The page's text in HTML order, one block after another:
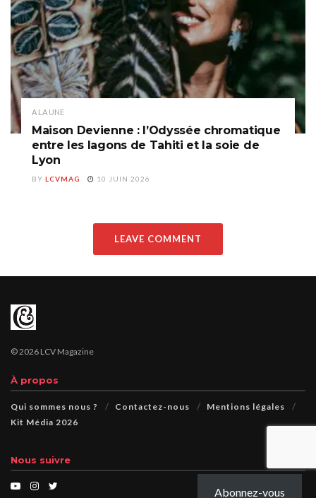
A LA UNE
Maison Devienne : l’Odyssée chromatique
entre les lagons de Tahiti et la soie de
Lyon
BY LCVMAG 10 JUIN 2026
LEAVE COMMENT
© 2026 LCV Magazine
À propos
Qui sommes nous ? Contactez-nous
Mentions légales
Kit Média 2026
Nous suivre
Abonnez-vous